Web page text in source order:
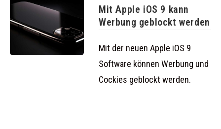
Mit Apple iOS 9 kann
Werbung geblockt werden
Mit der neuen Apple iOS 9
Software können Werbung und
Cockies geblockt werden.